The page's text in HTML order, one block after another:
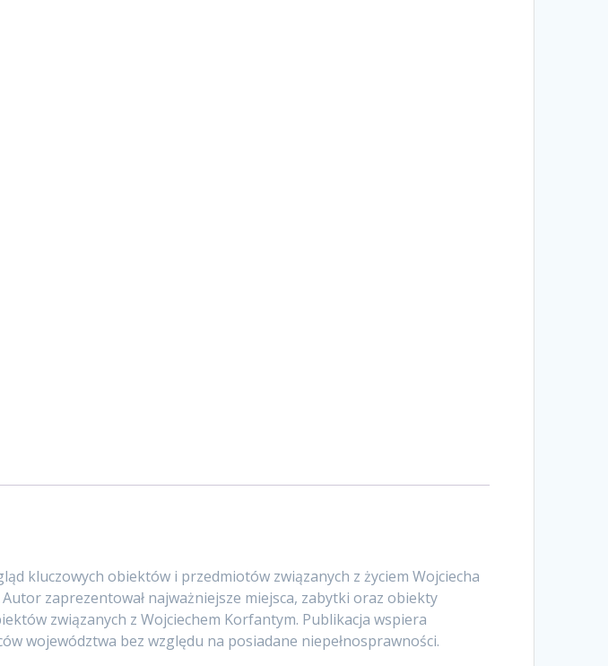
kluczowych obiektów i przedmiotów związanych z życiem Wojciecha
zaprezentował najważniejsze miejsca, zabytki oraz obiekty
związanych z Wojciechem Korfantym. Publikacja wspiera
województwa bez względu na posiadane niepełnosprawności.